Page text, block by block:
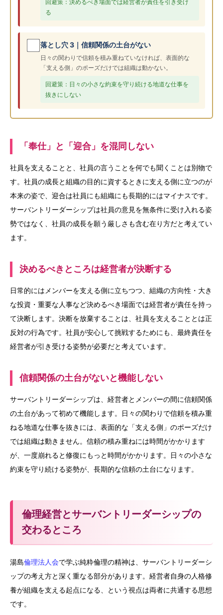
回避策：決めるべき場面では経営者が責任を引き受け
る
落とし穴 3｜信頼関係の土台がない
日々の関わりで信頼を積み重ねていなければ、表面的な
「支える側」のポーズだけでは組織は動かない。
回避策：日々の小さな約束を守り続ける地道な仕事を
抜きにしない
「奉仕」と「迎合」を混同しない
社員を支えることと、社員の言うことを何でも聞くことは別物で
す。社員の成長と組織の目的に資するときに支える側に立つのが
本来の姿で、迎合は社員にも組織にも長期的にはマイナスです。
サーバントリーダーシップは社員の意見を無条件に受け入れる姿
勢ではなく、社員の成長を願う厳しさも含む在り方だと考えてい
ます。
決めるべきところは経営者が決断する
日常的にはメンバーを支える側に立ちつつ、組織の方向性・大き
な投資・重要な人事など決めるべき場面では経営者が責任を持っ
て決断します。決断を放棄することは、社員を支えることとは正
反対の行為です。社員が安心して挑戦するためにも、最終責任を
経営者が引き受ける姿勢が必要だと考えています。
信頼関係の土台がないと機能しない
サーバントリーダーシップは、経営者とメンバーの間に信頼関係
の土台があって初めて機能します。日々の関わりで信頼を積み重
ねる地道な仕事を抜きには、表面的な「支える側」のポーズだけ
では組織は動きません。信頼の積み重ねには時間がかかります
が、一度崩れると修復にもっと時間がかかります。日々の小さな
約束を守り続ける姿勢が、長期的な信頼の土台になります。
倫理経営とサーバントリーダーシップの
交わるところ
湯島倫理法人会で学ぶ純粋倫理の精神は、サーバントリーダーシ
ップの考え方と深く重なる部分があります。経営者自身の人格修
養が組織を支える起点になる、という視点は両者に共通する思想
です。